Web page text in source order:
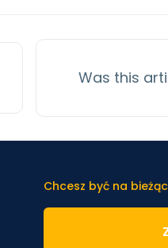
Was this
Chcesz być na